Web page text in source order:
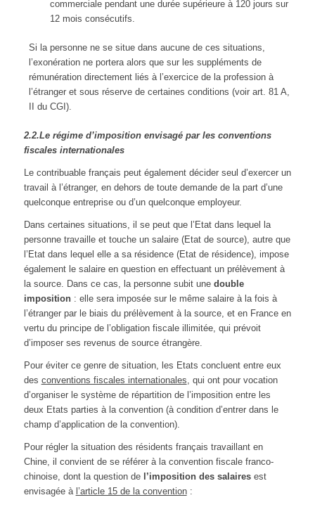
commerciale pendant une durée supérieure à 120 jours sur
12 mois consécutifs.
Si la personne ne se situe dans aucune de ces situations,
l’exonération ne portera alors que sur les suppléments de
rémunération directement liés à l’exercice de la profession à
l’étranger et sous réserve de certaines conditions (voir art. 81 A,
II du CGI).
2.2.Le régime d’imposition envisagé par les conventions
fiscales internationales
Le contribuable français peut également décider seul d’exercer un
travail à l’étranger, en dehors de toute demande de la part d’une
quelconque entreprise ou d’un quelconque employeur.
Dans certaines situations, il se peut que l’Etat dans lequel la
personne travaille et touche un salaire (Etat de source), autre que
l’Etat dans lequel elle a sa résidence (Etat de résidence), impose
également le salaire en question en effectuant un prélèvement à
la source. Dans ce cas, la personne subit une double
imposition: elle sera imposée sur le même salaire à la fois à
l’étranger par le biais du prélèvement à la source, et en France en
vertu du principe de l’obligation fiscale illimitée, qui prévoit
d’imposer ses revenus de source étrangère.
Pour éviter ce genre de situation, les Etats concluent entre eux
des conventions fiscales internationales , qui ont pour vocation
d’organiser le système de répartition de l’imposition entre les
deux Etats parties à la convention (à condition d’entrer dans le
champ d’application de la convention).
Pour régler la situation des résidents français travaillant en
Chine, il convient de se référer à la convention fiscale franco-
chinoise, dont la question de l’imposition des salairesest
envisagée à l’article 15 de la convention: